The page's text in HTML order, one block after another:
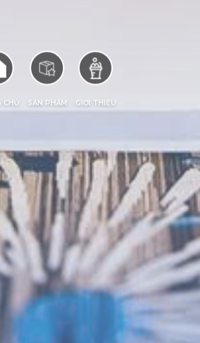
CHỦ SẢN PHẨM GIỚI THIỆU